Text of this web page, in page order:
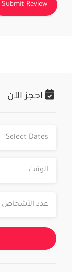
احجز الآن
عدد الأشخاص